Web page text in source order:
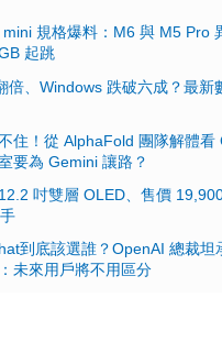
規格爆料：M6 與 M5 Pro
起跳
倍、Windows 跌破六成？最新
住！從 AlphaFold 團隊解體看
要為 Gemini 讓路？
吋雙層 OLED、售價
到底該選誰？OpenAI 總裁坦
未來用戶將不用區分